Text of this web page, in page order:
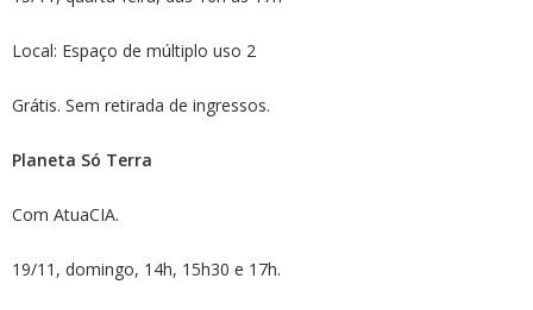
Local: Espaço de múltiplo uso 2
Grátis. Sem retirada de ingressos.
Planeta Só Terra
Com AtuaCIA.
19/11, domingo, 14h, 15h30 e 17h.